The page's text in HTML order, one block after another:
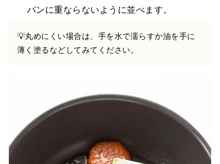
パンに重ならないように並べます。
💡丸めにくい場合は、手を水で濡らすか油を手に
薄く塗るなどしてみてください。